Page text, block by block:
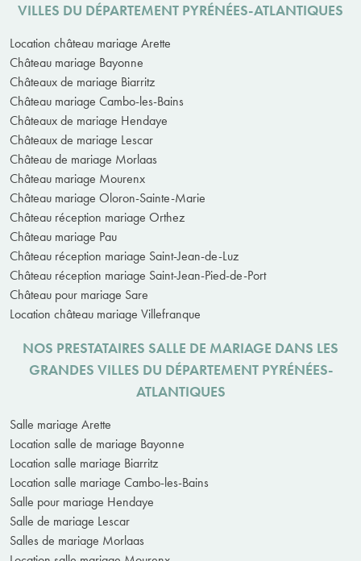
VILLES DU DÉPARTEMENT PYRÉNÉES-ATLANTIQUES
Location château mariage Arette
Château mariage Bayonne
Châteaux de mariage Biarritz
Château mariage Cambo-les-Bains
Châteaux de mariage Hendaye
Châteaux de mariage Lescar
Château de mariage Morlaas
Château mariage Mourenx
Château mariage Oloron-Sainte-Marie
Château réception mariage Orthez
Château mariage Pau
Château réception mariage Saint-Jean-de-Luz
Château réception mariage Saint-Jean-Pied-de-Port
Château pour mariage Sare
Location château mariage Villefranque
NOS PRESTATAIRES SALLE DE MARIAGE DANS LES
GRANDES VILLES DU DÉPARTEMENT PYRÉNÉES-
ATLANTIQUES
Salle mariage Arette
Location salle de mariage Bayonne
Location salle mariage Biarritz
Location salle mariage Cambo-les-Bains
Salle pour mariage Hendaye
Salle de mariage Lescar
Salles de mariage Morlaas